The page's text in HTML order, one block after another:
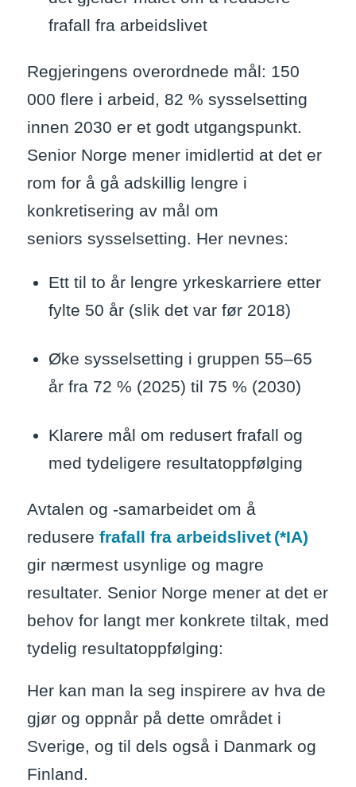
frafall fra arbeidslivet
Regjeringens overordnede mål: 150
000 flere i arbeid, 82 % sysselsetting
innen 2030 er et godt utgangspunkt.
Senior Norge mener imidlertid at det er
rom for å gå adskillig lengre i
konkretisering av mål om
seniors sysselsetting. Her nevnes:
Ett til to år lengre yrkeskarriere etter
fylte 50 år (slik det var før 2018)
Øke sysselsetting i gruppen 55–65
år fra 72 % (2025) til 75 % (2030)
Klarere mål om redusert frafall og
med tydeligere resultatoppfølging
Avtalen og -samarbeidet om å
redusere frafall fra arbeidslivet (*IA)
gir nærmest usynlige og magre
resultater. Senior Norge mener at det er
behov for langt mer konkrete tiltak, med
tydelig resultatoppfølging:
Her kan man la seg inspirere av hva de
gjør og oppnår på dette området i
Sverige, og til dels også i Danmark og
Finland.